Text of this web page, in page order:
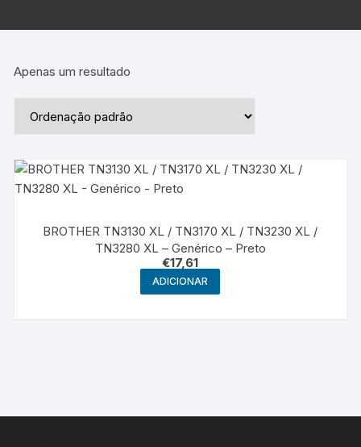
Apenas um resultado
BROTHER TN3130 XL / TN3170 XL / TN3230 XL /
TN3280 XL – Genérico – Preto
€17,61
ADICIONAR